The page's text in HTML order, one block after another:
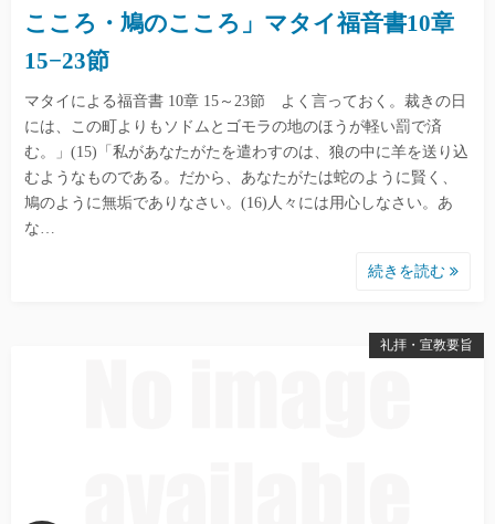
こころ・鳩のこころ」マタイ福音書10章
15−23節
マタイによる福音書 10章 15～23節 よく言っておく。裁きの日
には、この町よりもソドムとゴモラの地のほうが軽い罰で済
む。」(15)「私があなたがたを遣わすのは、狼の中に羊を送り込
むようなものである。だから、あなたがたは蛇のように賢く、
鳩のように無垢でありなさい。(16)人々には用心しなさい。あ
な…
続きを読む
礼拝・宣教要旨